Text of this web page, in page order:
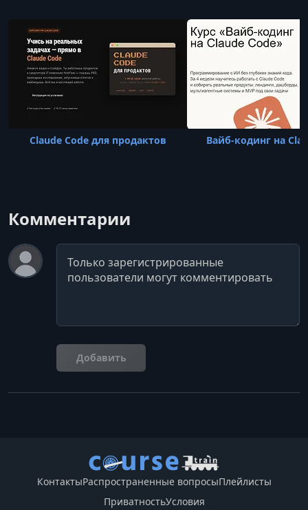
Claude Code для продактов Вайб-кодинг на
Комментарии
Комментарий
Добавить
КонтактыРаспространенные вопросыПлейлисты
ПриватностьУсловия